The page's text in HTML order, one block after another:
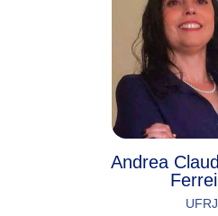
Andrea
UFRJ